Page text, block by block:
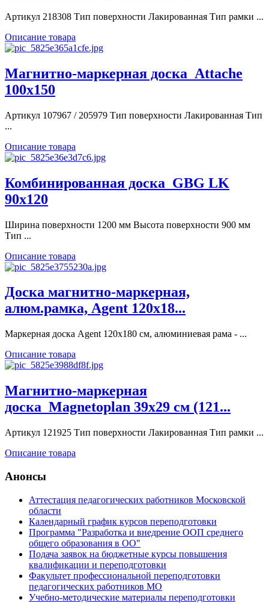
Артикул 218308 Тип поверхности Лакированная Тип рамки ...
Описание товара
Магнитно-маркерная доска_Attache
100x150
Артикул 107967 / 205979 Тип поверхности Лакированная Тип
...
Описание товара
Комбинированная доска_GBG LK
90x120
Ширина поверхности 1200 мм Высота поверхности 900 мм
Тип ...
Описание товара
Доска магнитно-маркерная,
алюм.рамка, Agent 120х18...
Маркерная доска Agent 120х180 см, алюминиевая рама - ...
Описание товара
Магнитно-маркерная
доска_Magnetoplan 39x29 см (121...
Артикул 121925 Тип поверхности Лакированная Тип рамки ...
Описание товара
Анонсы
Аттестация педагогических работников Московской
области
Календарный график курсов переподготовки
Программа "Разработка и внедрение ООП среднего
общего образования в ОО"
Подача заявок на бюджетные курсы повышения
квалификации и переподготовки
Факультет профессиональной переподготовки
педагогических работников МО
Учебно-методические материалы переподготовки